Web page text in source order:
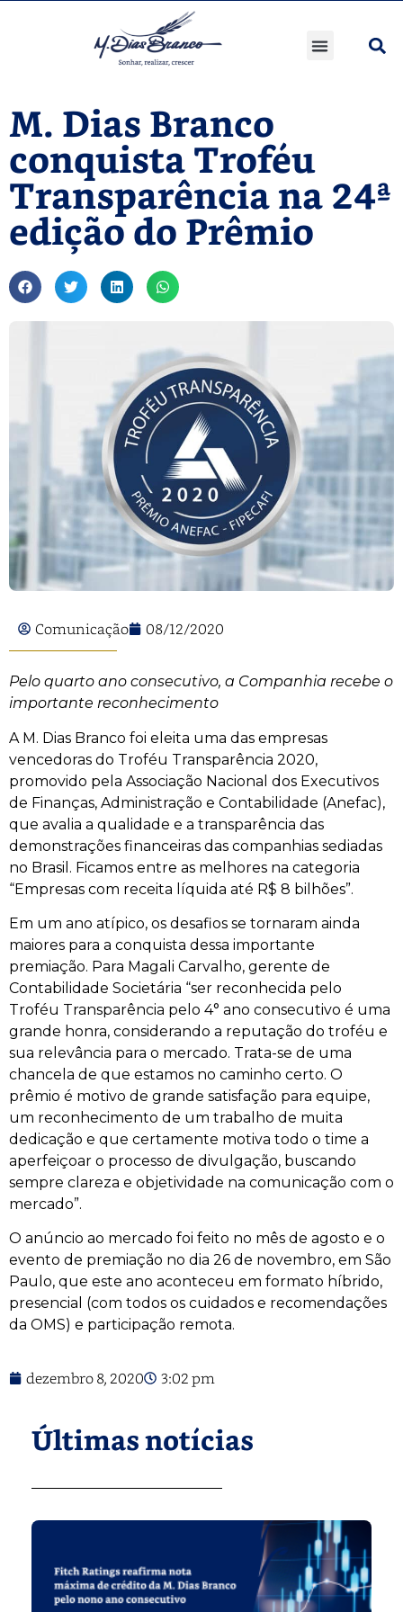
M. Dias Branco
conquista Troféu
Transparência na 24ª
edição do Prêmio
Comunicação 08/12/2020
Pelo quarto ano consecutivo, a Companhia recebe o
importante reconhecimento
A M. Dias Branco foi eleita uma das empresas
vencedoras do Troféu Transparência 2020,
promovido pela Associação Nacional dos Executivos
de Finanças, Administração e Contabilidade (Anefac),
que avalia a qualidade e a transparência das
demonstrações financeiras das companhias sediadas
no Brasil. Ficamos entre as melhores na categoria
“Empresas com receita líquida até R$ 8 bilhões”.
Em um ano atípico, os desafios se tornaram ainda
maiores para a conquista dessa importante
premiação. Para Magali Carvalho, gerente de
Contabilidade Societária “ser reconhecida pelo
Troféu Transparência pelo 4° ano consecutivo é uma
grande honra, considerando a reputação do troféu e
sua relevância para o mercado. Trata-se de uma
chancela de que estamos no caminho certo. O
prêmio é motivo de grande satisfação para equipe,
um reconhecimento de um trabalho de muita
dedicação e que certamente motiva todo o time a
aperfeiçoar o processo de divulgação, buscando
sempre clareza e objetividade na comunicação com o
mercado”.
O anúncio ao mercado foi feito no mês de agosto e o
evento de premiação no dia 26 de novembro, em São
Paulo, que este ano aconteceu em formato híbrido,
presencial (com todos os cuidados e recomendações
da OMS) e participação remota.
dezembro 8, 2020 3:02 pm
Últimas notícias